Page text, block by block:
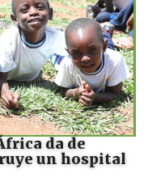
da de
un hospital